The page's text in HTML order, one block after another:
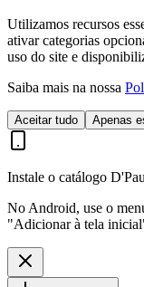
Utilizamos recursos
ativar categorias
uso do site e
Saiba mais na nossa
Aceitar tudo Apenas
Instale o catálogo
No Android, use o
"Adicionar à tela